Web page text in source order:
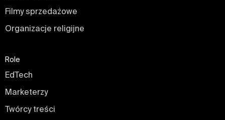
Filmy sprzedażowe
Organizacje religijne
Role
EdTech
Marketerzy
Twórcy treści